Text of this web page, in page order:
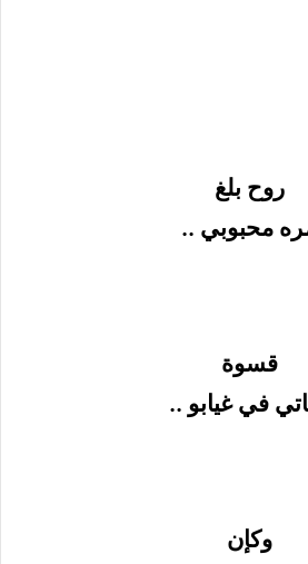
روح بلغ
محبوبي ..
قسوة
في غيابو ..
وكإن